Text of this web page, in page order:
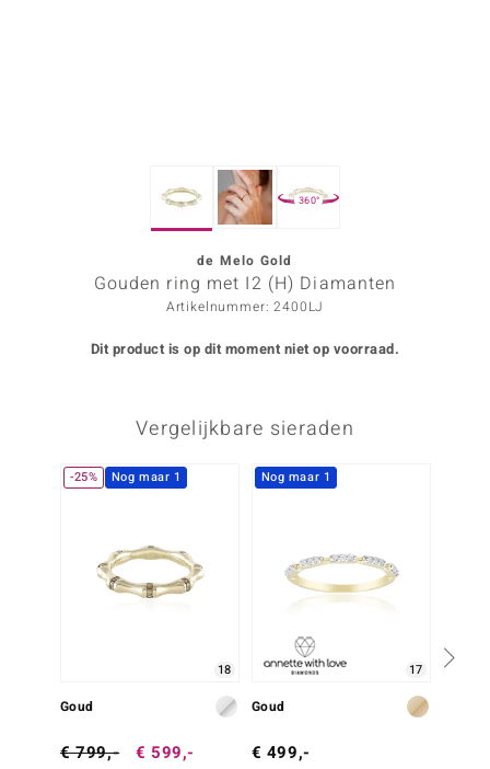
Collection
360°
de Melo Gold
Gouden ring met I2 (H) Diamanten
Artikelnummer: 2400LJ
Dit product is op dit moment niet op voorraad.
Vergelijkbare sieraden
-25% Nog maar 1
18
Goud
€ 799,- € 599,-
Nog maar 1
17
Goud
€ 499,-